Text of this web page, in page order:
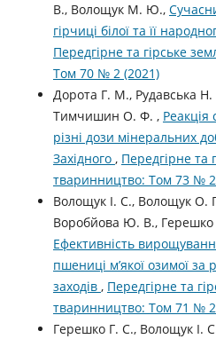
В., Волощук М. Ю.,
гірчиці білої та її
Передгірне та гірське
Том 70 № 2 (2021)
Дорота Г. М., Рудавська
Тимчишин О. Ф. , Реакція
різні дози мінеральних
Західного , Передгірне та
тваринництво: Том 73 №
Волощук І. С., Волощук О.
Воробйова Ю. В.,
Ефективність
пшениці м’якої озимої за
заходів , Передгірне та
тваринництво: Том 71 №
Герешко Г. С., Волощук І.